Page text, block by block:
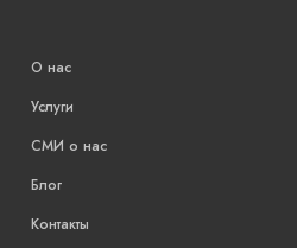
О нас
Услуги
СМИ о нас
Блог
Контакты